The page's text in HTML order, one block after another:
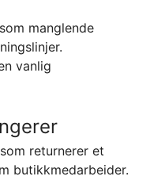
manglende
vanlig
returnerer et
butikkmedarbeider.